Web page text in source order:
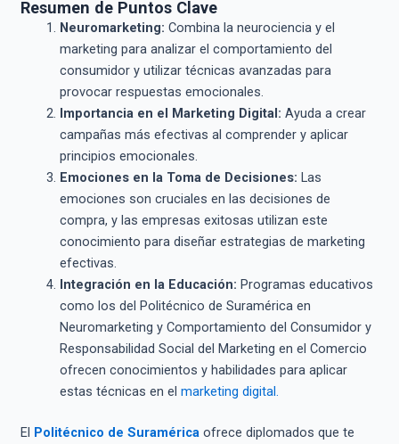
Resumen de Puntos Clave
Neuromarketing: Combina la neurociencia y el
marketing para analizar el comportamiento del
consumidor y utilizar técnicas avanzadas para
provocar respuestas emocionales.
Importancia en el Marketing Digital: Ayuda a crear
campañas más efectivas al comprender y aplicar
principios emocionales.
Emociones en la Toma de Decisiones: Las
emociones son cruciales en las decisiones de
compra, y las empresas exitosas utilizan este
conocimiento para diseñar estrategias de marketing
efectivas.
Integración en la Educación: Programas educativos
como los del Politécnico de Suramérica en
Neuromarketing y Comportamiento del Consumidor y
Responsabilidad Social del Marketing en el Comercio
ofrecen conocimientos y habilidades para aplicar
estas técnicas en el marketing digital.
El Politécnico de Suraméricaofrece diplomados que te